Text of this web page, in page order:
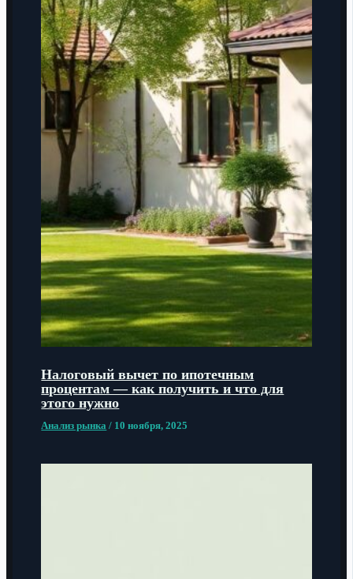
Налоговый вычет по ипотечным
процентам — как получить и что для
этого нужно
Анализ рынка / 10 ноября, 2025